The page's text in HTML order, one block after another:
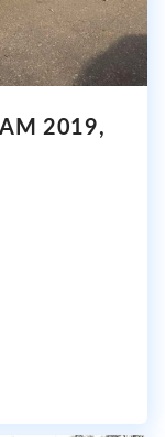
2019,